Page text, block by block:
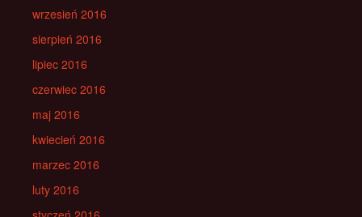
wrzesień 2016
sierpień 2016
lipiec 2016
czerwiec 2016
maj 2016
kwiecień 2016
marzec 2016
luty 2016